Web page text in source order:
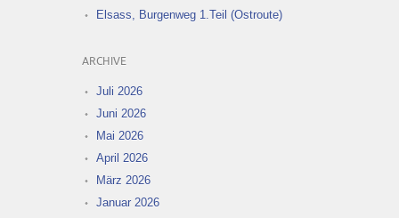
Elsass, Burgenweg 1.Teil (Ostroute)
ARCHIVE
Juli 2026
Juni 2026
Mai 2026
April 2026
März 2026
Januar 2026